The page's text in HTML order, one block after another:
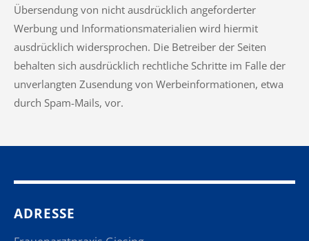
Übersendung von nicht ausdrücklich angeforderter
Werbung und Informationsmaterialien wird hiermit
ausdrücklich widersprochen. Die Betreiber der Seiten
behalten sich ausdrücklich rechtliche Schritte im Falle der
unverlangten Zusendung von Werbeinformationen, etwa
durch Spam-Mails, vor.
ADRESSE